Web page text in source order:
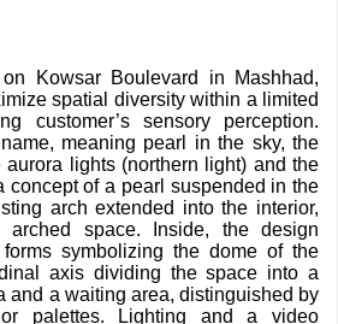
Kowsar Boulevard in Mashhad,
spatial diversity within a limited
customer’s sensory perception.
meaning pearl in the sky, the
lights (northern light) and the
concept of a pearl suspended in the
arch extended into the interior,
arched space. Inside, the design
forms symbolizing the dome of the
axis dividing the space into a
and a waiting area, distinguished by
palettes. Lighting and a video